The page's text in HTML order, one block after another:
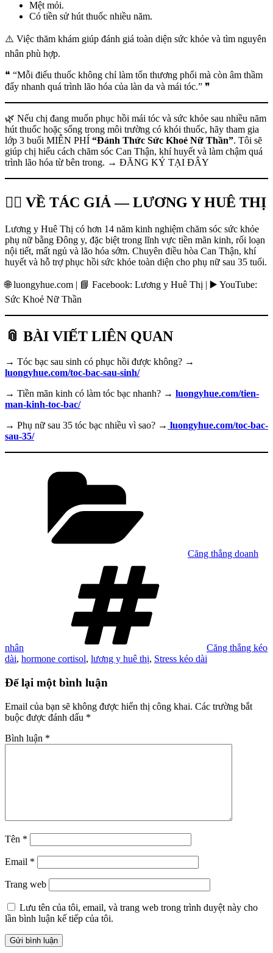
Mệt mỏi.
Có tiền sử hút thuốc nhiều năm.
⚠️ Việc thăm khám giúp đánh giá toàn diện sức khỏe và tìm nguyên
nhân phù hợp.
❝ “Mỗi điếu thuốc không chỉ làm tổn thương phổi mà còn âm thầm
đẩy nhanh quá trình lão hóa của làn da và mái tóc.” ❞
🌿 Nếu chị đang muốn phục hồi mái tóc và sức khỏe sau nhiều năm
hút thuốc hoặc sống trong môi trường có khói thuốc, hãy tham gia
lớp 3 buổi MIỄN PHÍ “Đánh Thức Sức Khoẻ Nữ Thần”. Tôi sẽ
giúp chị hiểu cách chăm sóc Can Thận, khí huyết và làm chậm quá
trình lão hóa từ bên trong. → ĐĂNG KÝ TẠI ĐÂY
👩‍⚕️ VỀ TÁC GIẢ — LƯƠNG Y HUÊ THỊ
Lương y Huê Thị có hơn 14 năm kinh nghiệm chăm sóc sức khỏe
phụ nữ bằng Đông y, đặc biệt trong lĩnh vực tiền mãn kinh, rối loạn
nội tiết, mất ngủ và lão hóa sớm. Chuyên điều hòa Can Thận, khí
huyết và hỗ trợ phục hồi sức khỏe toàn diện cho phụ nữ sau 35 tuổi.
🌐 luongyhue.com | 📘 Facebook: Lương y Huê Thị | ▶️ YouTube:
Sức Khoẻ Nữ Thần
📎 BÀI VIẾT LIÊN QUAN
→ Tóc bạc sau sinh có phục hồi được không? →
luongyhue.com/toc-bac-sau-sinh/
→ Tiền mãn kinh có làm tóc bạc nhanh? → luongyhue.com/tien-
man-kinh-toc-bac/
→ Phụ nữ sau 35 tóc bạc nhiều vì sao? → luongyhue.com/toc-bac-
sau-35/
Căng thẳng doanh
nhân
Căng thẳng kéo
dài, hormone cortisol, lương y huê thị, Stress kéo dài
Để lại một bình luận
Email của bạn sẽ không được hiển thị công khai. Các trường bắt
buộc được đánh dấu *
Bình luận *
Tên *
Email *
Trang web
Lưu tên của tôi, email, và trang web trong trình duyệt này cho
lần bình luận kế tiếp của tôi.